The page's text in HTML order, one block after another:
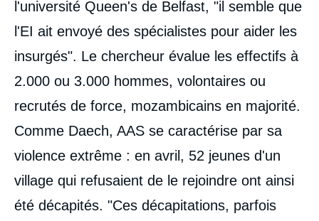
l'université Queen's de Belfast, "il semble que
l'EI ait envoyé des spécialistes pour aider les
insurgés". Le chercheur évalue les effectifs à
2.000 ou 3.000 hommes, volontaires ou
recrutés de force, mozambicains en majorité.
Comme Daech, AAS se caractérise par sa
violence extrême : en avril, 52 jeunes d'un
village qui refusaient de le rejoindre ont ainsi
été décapités. "Ces décapitations, parfois